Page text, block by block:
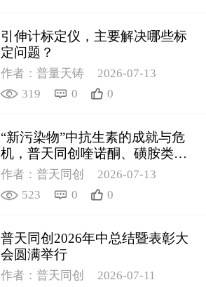
引伸计标定仪，主要解决哪些标
定问题？
作者：普量天铸
2026-07-13
319
0 0
“新污染物”中抗生素的成就与危
机，普天同创喹诺酮、磺胺类质
控新品筑牢环境安全防线
作者：普天同创
2026-07-13
523
0 0
普天同创2026年中总结暨表彰大
会圆满举行
作者：普天同创
2026-07-11